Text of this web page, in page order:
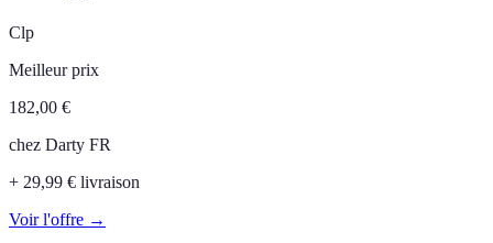
Clp
Meilleur prix
182,00 €
chez Darty FR
+ 29,99 € livraison
Voir l'offre →